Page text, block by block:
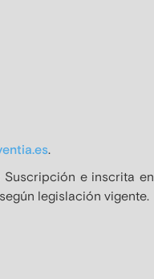
.
e inscrita en
legislación vigente.